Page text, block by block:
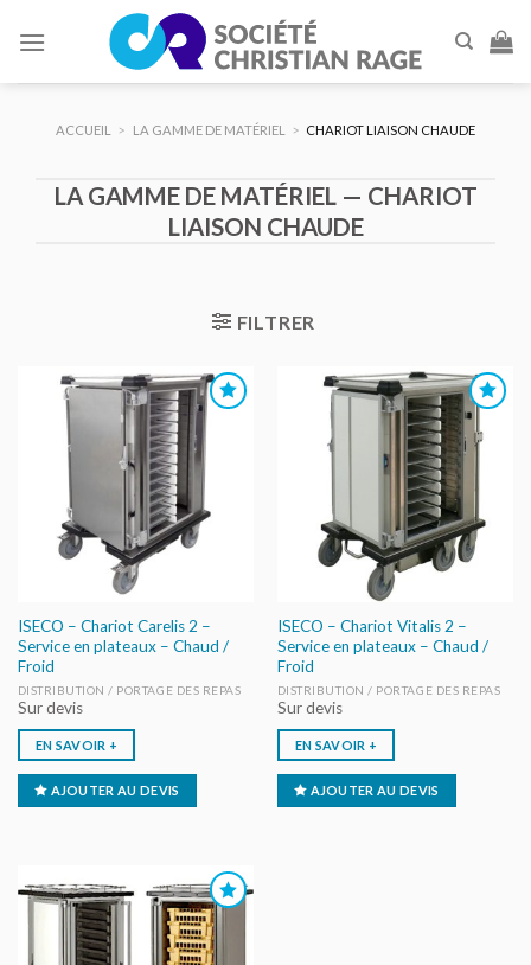
ACCUEIL > LA GAMME DE MATÉRIEL > CHARIOT LIAISON CHAUDE
LA GAMME DE MATÉRIEL — CHARIOT
LIAISON CHAUDE
FILTRER
AJOUTER
AU DEVIS
ISECO – Chariot Carelis 2 –
Service en plateaux – Chaud /
Froid
DISTRIBUTION / PORTAGE DES REPAS
Sur devis
EN SAVOIR +
AJOUTER AU DEVIS
AJOUTER
AU DEVIS
ISECO – Chariot Vitalis 2 –
Service en plateaux – Chaud /
Froid
DISTRIBUTION / PORTAGE DES REPAS
Sur devis
EN SAVOIR +
AJOUTER AU DEVIS
AJOUTER
AU DEVIS